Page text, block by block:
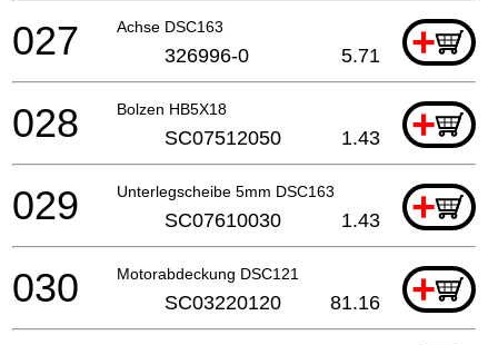
Achse DSC163 +
027 326996-0 5.71
Bolzen HB5X18 +
028 SC07512050 1.43
Unterlegscheibe 5mm DSC163 +
029 SC07610030 1.43
Motorabdeckung DSC121 +
030 SC03220120 81.16